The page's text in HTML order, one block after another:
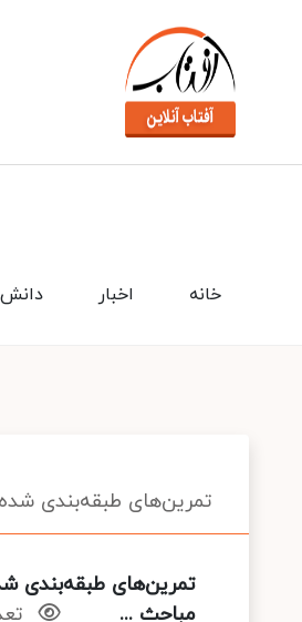
اخبار خانه
تمرین‌های طبقه‌بندی
تمرین‌های طبقه‌بندی
مباحث ...